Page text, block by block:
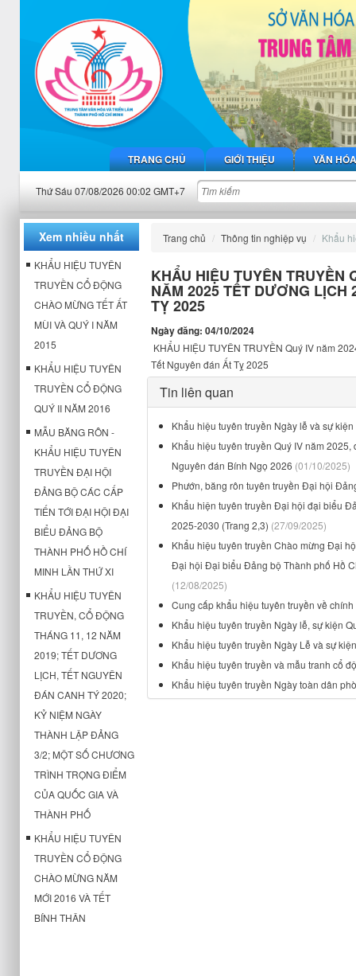
TRANG CHỦ GIỚI THIỆU VĂN HÓA
Thứ Sáu 07/08/2026 00:02 GMT+7
Xem nhiều nhất
KHẨU HIỆU TUYÊN
TRUYỀN CỔ ĐỘNG
CHÀO MỪNG TẾT ẤT
MÙI VÀ QUÝ I NĂM
2015
KHẨU HIỆU TUYÊN
TRUYỀN CỔ ĐỘNG
QUÝ II NĂM 2016
MẪU BĂNG RÔN -
KHẨU HIỆU TUYÊN
TRUYỀN ĐẠI HỘI
ĐẢNG BỘ CÁC CẤP
TIẾN TỚI ĐẠI HỘI ĐẠI
BIỂU ĐẢNG BỘ
THÀNH PHỐ HỒ CHÍ
MINH LẦN THỨ XI
KHẨU HIỆU TUYÊN
TRUYỀN, CỔ ĐỘNG
THÁNG 11, 12 NĂM
2019; TẾT DƯƠNG
LỊCH, TẾT NGUYÊN
ĐÁN CANH TÝ 2020;
KỶ NIỆM NGÀY
THÀNH LẬP ĐẢNG
3/2; MỘT SỐ CHƯƠNG
TRÌNH TRỌNG ĐIỂM
CỦA QUỐC GIA VÀ
THÀNH PHỐ
KHẨU HIỆU TUYÊN
TRUYỀN CỔ ĐỘNG
CHÀO MỪNG NĂM
MỚI 2016 VÀ TẾT
BÍNH THÂN
Trang chủ Thông tin nghiệp vụ Khẩu
KHẨU HIỆU TUYÊN TRUYỀN
NĂM 2025 TẾT DƯƠNG LỊCH
TỴ 2025
Ngày đăng: 04/10/2024
KHẨU HIỆU TUYÊN TRUYỀN Quý IV năm
Tết Nguyên đán Ất Tỵ 2025
Tin liên quan
Khẩu hiệu tuyên truyền Ngày lễ và sự
Khẩu hiệu tuyên truyền Quý IV năm
Nguyên đán Bính Ngọ 2026 (01/10/2025)
Phướn, băng rôn tuyên truyền Đại hội
Khẩu hiện tuyên truyền Đại hội đại biểu
2025-2030 (Trang 2,3) (27/09/2025)
Khẩu hiệu tuyên truyền Chào mừng Đại
Đại hội Đại biểu Đảng bộ Thành phố Hồ
(12/08/2025)
Cung cấp khẩu hiệu tuyên truyền về
Khẩu hiệu tuyên truyền Ngày lễ, sự kiện
Khẩu hiệu tuyên truyền Ngày Lễ và sự
Khẩu hiệu tuyên truyền và mẫu tranh cổ
Khẩu hiệu tuyên truyền Ngày toàn dân